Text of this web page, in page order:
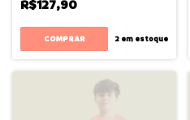
R$127,90
COMPRAR 2em estoque